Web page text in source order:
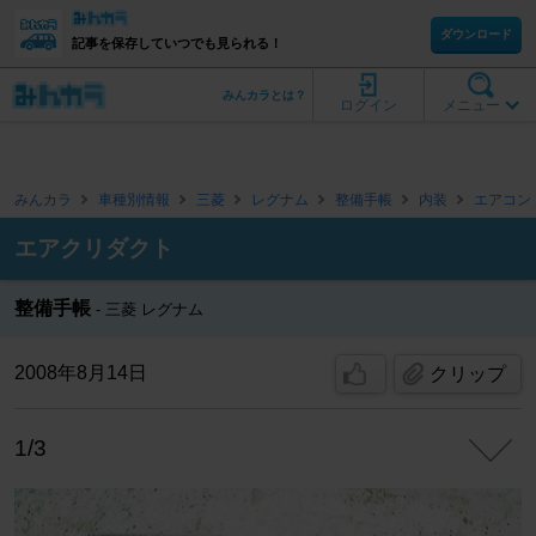
記事を保存していつでも見られる！
ダウンロード
メニュー
ログイン
みんカラとは？
みんカラ 車種別情報 三菱 レグナム 整備手帳 内装 エアコン
エアクリダクト
整備手帳 三菱 レグナム
2008年8月14日 クリップ
1/3